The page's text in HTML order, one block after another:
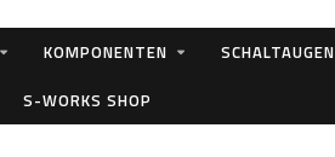
KOMPONENTEN SCHALTAUGEN
S-WORKS SHOP